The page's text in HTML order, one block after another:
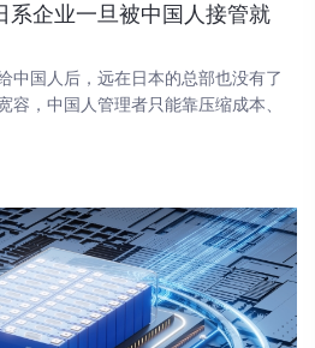
系企业一旦被中国人接管就
中国人后，远在日本的总部也没有了
容，中国人管理者只能靠压缩成本、